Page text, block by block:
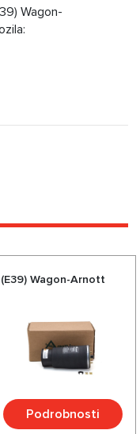
Wagon-
Wagon-Arnott
Podrobnosti